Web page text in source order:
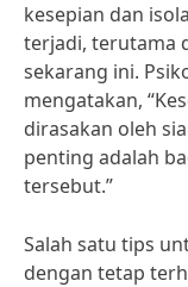
kesepian dan
terjadi, terutama
sekarang ini.
mengatakan,
dirasakan oleh
penting adalah
tersebut.”
Salah satu tips
dengan tetap